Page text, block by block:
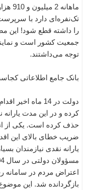
را داشته قطع شود! این
جمعیت کشور است و
توجه می‌داشتند.
بانک جامع اطلاعاتی
دولت در 14 ماه
حذف کرده است. یکی از
ضریب خطای بالای این
یارانه نقدی نیازمندان
بازگردانده شد. این